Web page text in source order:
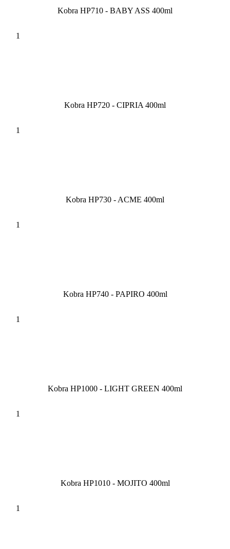
Kobra HP710 - BABY ASS 400ml
Kobra HP720 - CIPRIA 400ml
Kobra HP730 - ACME 400ml
Kobra HP740 - PAPIRO 400ml
Kobra HP1000 - LIGHT GREEN 400ml
Kobra HP1010 - MOJITO 400ml